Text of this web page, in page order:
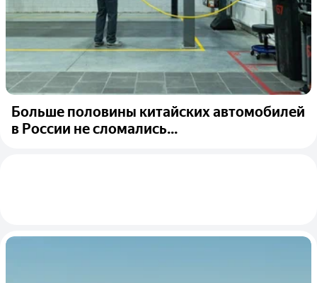
Больше половины китайских автомобилей
в России не сломались...